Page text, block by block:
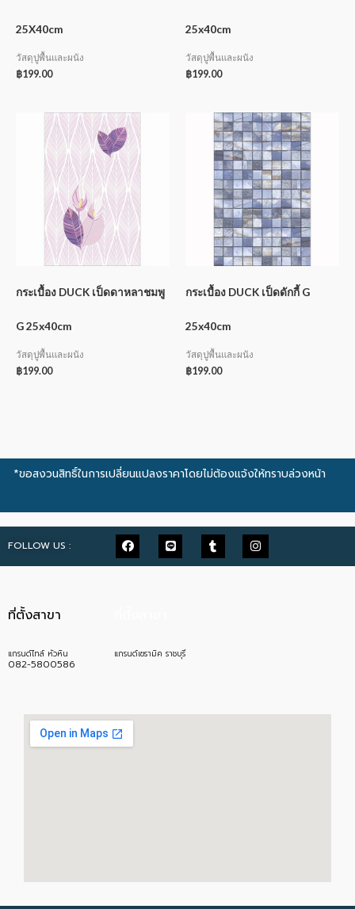
25X40cm
วัสดุปูพื้นและผนัง
฿199.00
25x40cm
วัสดุปูพื้นและผนัง
฿199.00
กระเบื้อง DUCK เป็ดดาหลาชมพู
G 25x40cm
วัสดุปูพื้นและผนัง
฿199.00
กระเบื้อง DUCK เป็ดดักกี้ G
25x40cm
วัสดุปูพื้นและผนัง
฿199.00
*ขอสงวนสิทธิ์ในการเปลี่ยนแปลงราคาโดยไม่ต้องแจ้งให้ทราบล่วงหน้า
FOLLOW US :
ที่ตั้งสาขา
แกรนด์ไทล์ หัวหิน
082-5800586
แกรนด์เซรามิค ราชบุรี